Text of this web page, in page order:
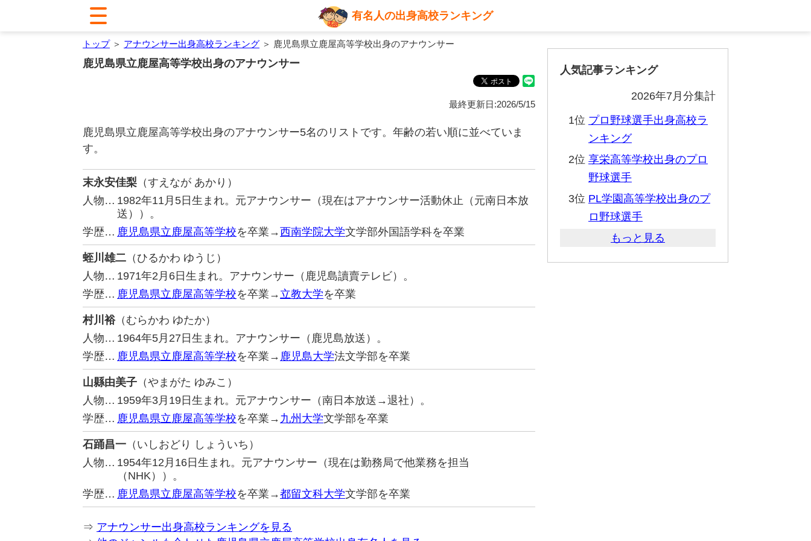
有名人の出身高校ランキング
トップ＞ アナウンサー出身高校ランキング ＞ 鹿児島県立鹿屋高等学校出身のアナウンサー
鹿児島県立鹿屋高等学校出身のアナウンサー
最終更新日:2026/5/15
鹿児島県立鹿屋高等学校出身のアナウンサー5名のリストです。年齢の若い順に並べていま
す。
末永安佳梨 （すえなが あかり）
人物… 1982年11月5日生まれ。元アナウンサー（現在はアナウンサー活動休止（元南日本放
送））。
学歴… 鹿児島県立鹿屋高等学校を卒業→西南学院大学文学部外国語学科を卒業
蛭川雄二 （ひるかわ ゆうじ）
人物… 1971年2月6日生まれ。アナウンサー（鹿児島讀賣テレビ）。
学歴… 鹿児島県立鹿屋高等学校を卒業→ 立教大学を卒業
村川裕（むらかわ ゆたか）
人物… 1964年5月27日生まれ。アナウンサー（鹿児島放送）。
学歴… 鹿児島県立鹿屋高等学校を卒業→ 鹿児島大学法文学部を卒業
山縣由美子 （やまがた ゆみこ）
人物… 1959年3月19日生まれ。元アナウンサー（南日本放送→退社）。
学歴… 鹿児島県立鹿屋高等学校を卒業→ 九州大学文学部を卒業
石踊昌一 （いしおどり しょういち）
人物… 1954年12月16日生まれ。元アナウンサー（現在は勤務局で他業務を担当
（NHK））。
学歴… 鹿児島県立鹿屋高等学校を卒業→都留文科大学文学部を卒業
⇒ アナウンサー出身高校ランキングを見る
人気記事ランキング
2026年7月分集計
1位 プロ野球選手出身高校ラ
ンキング
2位 享栄高等学校出身のプロ
野球選手
3位 PL学園高等学校出身のプ
ロ野球選手
もっと見る